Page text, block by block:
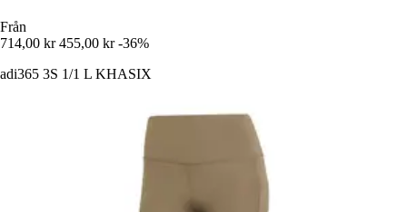
Från
714,00 kr 455,00 kr -36%
adi365 3S 1/1 L KHASIX